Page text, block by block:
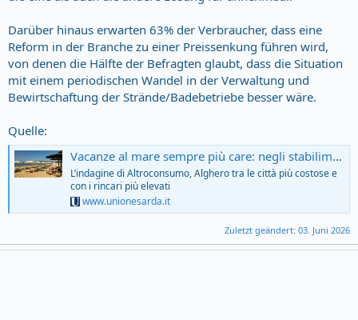
Darüber hinaus erwarten 63% der Verbraucher, dass eine
Reform in der Branche zu einer Preissenkung führen wird,
von denen die Hälfte der Befragten glaubt, dass die Situation
mit einem periodischen Wandel in der Verwaltung und
Bewirtschaftung der Strände/Badebetriebe besser wäre.
Quelle:
Vacanze al mare sempre più care: negli stabilimenti balneari aumenti fino al 16% - L'Unione Sarda.it
L’indagine di Altroconsumo, Alghero tra le città più costose e
con i rincari più elevati
www.unionesarda.it
Zuletzt geändert: 03. Juni 2026